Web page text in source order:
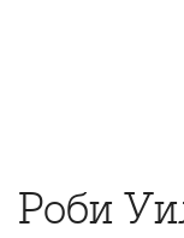
Роби